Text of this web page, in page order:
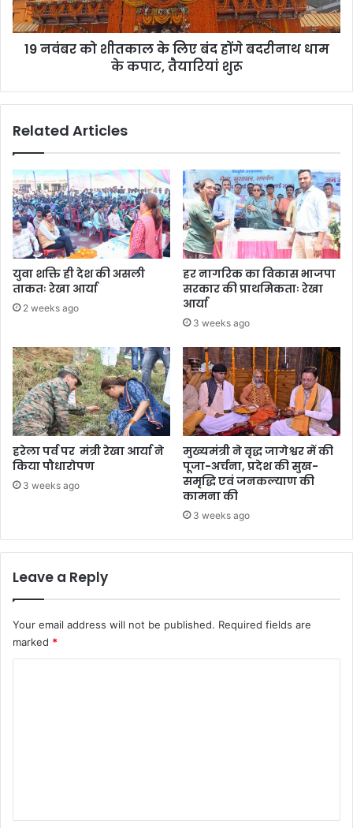
होंगे
बदरीनाथ
धाम19 नवंबर को शीतकाल के लिए बंद होंगे बदरीनाथ धाम
के कपाट, तैयारियां शुरू
Related Articles
युवा शक्ति ही देश की असली
ताकतः रेखा आर्या
2 weeks ago
हर नागरिक का विकास भाजपा
सरकार की प्राथमिकताः रेखा
आर्या
3 weeks ago
हरेला पर्व पर मंत्री रेखा आर्या ने
किया पौधारोपण
3 weeks ago
मुख्यमंत्री ने वृद्ध जागेश्वर में की
पूजा-अर्चना, प्रदेश की सुख-
समृद्धि एवं जनकल्याण की
कामना की
3 weeks ago
Leave a Reply
Your email address will not be published. Required fields are
marked *